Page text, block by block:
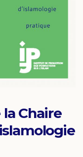
Chaire